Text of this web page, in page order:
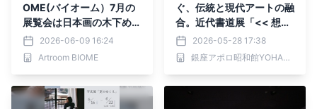
OME(バイオーム）7月の
展覧会は日本画の木下めい
こをご紹介します。
2026-06-09 16:24
Artroom BIOME
ぐ、伝統と現代アートの融
合。近代書道展「<< 想い
を紡ぐ Vol.2 >>」がGalle
ry YOHAKUにて6月5日
(金)より3日間限定開催！
2026-05-28 17:38
銀座アポロ昭和館YOHAKU